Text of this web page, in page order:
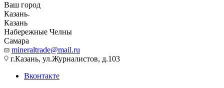
Ваш город
Казань
Казань
Набережные Челны
Самара
mineraltrade@mail.ru
г.Казань, ул.Журналистов, д.103
Вконтакте